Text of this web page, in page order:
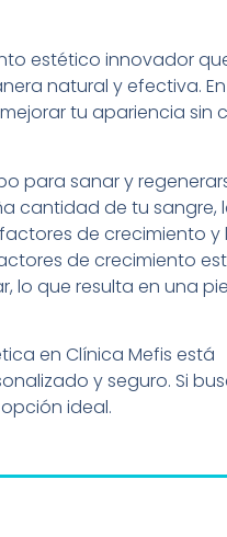
estético innovador
natural y efectiva.
tu apariencia sin
para sanar y
cantidad de tu sangre,
de crecimiento y
de crecimiento
lo que resulta en una
en Clínica Mefis está
y seguro. Si
ideal.